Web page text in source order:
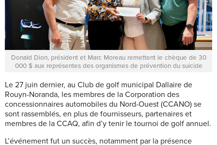
Donald Dion, président et Marc Moreau remettent le chèque de 30
000 $ aux représentes des organismes de prévention du suicide
Le 27 juin dernier, au Club de golf municipal Dallaire de
Rouyn-Noranda, les membres de la Corporation des
concessionnaires automobiles du Nord-Ouest (CCANO) se
sont rassemblés, en plus de fournisseurs, partenaires et
membres de la CCAQ, afin d’y tenir le tournoi de golf annuel.
L’événement fut un succès, notamment par la présence